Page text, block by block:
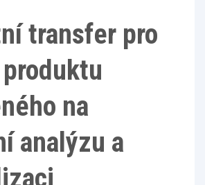
transfer pro
na
analýzu a